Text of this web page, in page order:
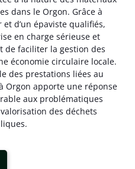
dans le Orgon. Grâce à
et d’un épaviste qualifiés,
en charge sérieuse et
de faciliter la gestion des
économie circulaire locale.
des prestations liées au
Orgon apporte une réponse
aux problématiques
des déchets